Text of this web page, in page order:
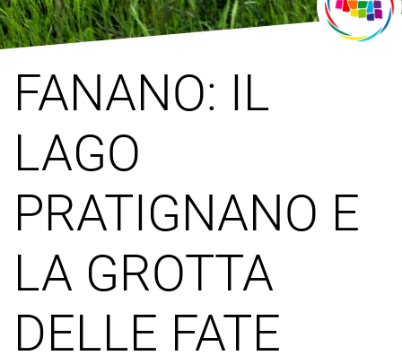
FANANO: IL
LAGO
PRATIGNANO E
LA GROTTA
DELLE FATE